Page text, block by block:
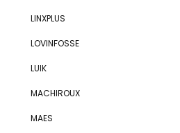
LINXPLUS
LOVINFOSSE
LUIK
MACHIROUX
MAES